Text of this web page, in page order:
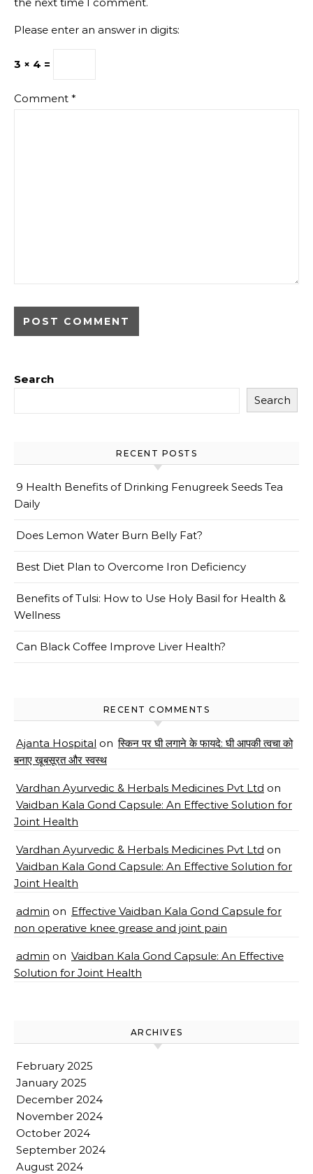
Please enter an answer in digits:
3 × 4 =
Comment *
Search
Search
RECENT POSTS
9 Health Benefits of Drinking Fenugreek Seeds Tea
Daily
Does Lemon Water Burn Belly Fat?
Best Diet Plan to Overcome Iron Deficiency
Benefits of Tulsi: How to Use Holy Basil for Health &
Wellness
Can Black Coffee Improve Liver Health?
RECENT COMMENTS
Ajanta Hospital on स्किन पर घी लगाने के फायदे: घी आपकी त्वचा को
बनाए खूबसूरत और स्वस्थ
Vardhan Ayurvedic & Herbals Medicines Pvt Ltd on
Vaidban Kala Gond Capsule: An Effective Solution for
Joint Health
Vardhan Ayurvedic & Herbals Medicines Pvt Ltd on
Vaidban Kala Gond Capsule: An Effective Solution for
Joint Health
admin on Effective Vaidban Kala Gond Capsule for
non operative knee grease and joint pain
admin on Vaidban Kala Gond Capsule: An Effective
Solution for Joint Health
ARCHIVES
February 2025
January 2025
December 2024
November 2024
October 2024
September 2024
August 2024